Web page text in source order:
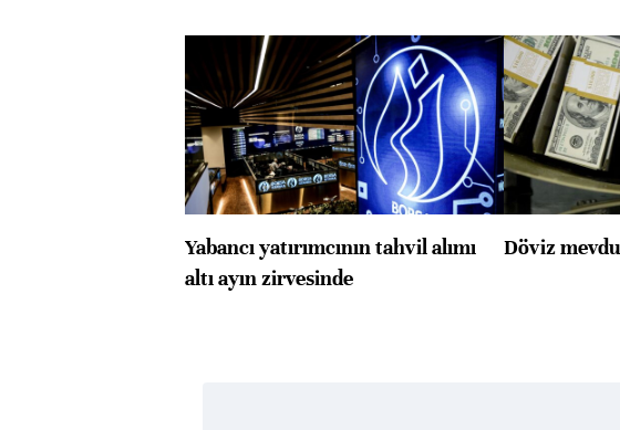
Yabancı yatırımcının tahvil alımı
altı ayın zirvesinde
Döviz